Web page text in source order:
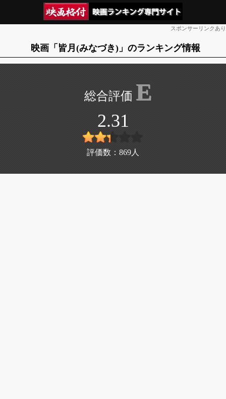
スポンサーリンクあり
映画「皆月(みなづき)」のランキング情報
E
2.31
評価数： 869 人